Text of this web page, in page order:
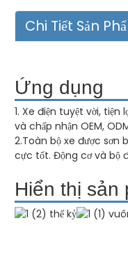
Chi Tiết Sản
Ứng dụng
1. Xe điện tuyệt vời,
và chấp nhận OEM,
2.Toàn bộ xe được sơn
cực tốt. Động cơ và bộ
Hiển thị sản